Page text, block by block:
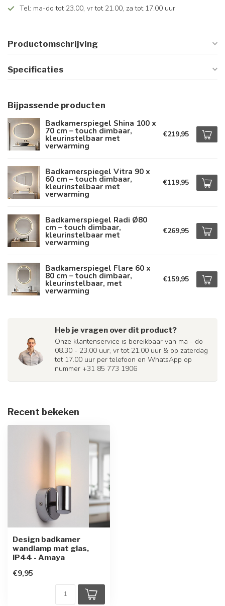
Tel: ma-do tot 23.00, vr tot 21.00, za tot 17.00 uur
Productomschrijving
Specificaties
Bijpassende producten
Badkamerspiegel Shina 100 x
70 cm – touch dimbaar,
kleurinstelbaar met
verwarming
€219,95
Badkamerspiegel Vitra 90 x
60 cm – touch dimbaar,
kleurinstelbaar met
verwarming
€119,95
Badkamerspiegel Radi Ø80
cm – touch dimbaar,
kleurinstelbaar met
verwarming
€269,95
Badkamerspiegel Flare 60 x
80 cm – touch dimbaar,
kleurinstelbaar, met
verwarming
€159,95
Heb je vragen over dit product?
Onze klantenservice is bereikbaar van ma - do
08.30 - 23.00 uur, vr tot 21.00 uur & op zaterdag
tot 17.00 uur per telefoon en WhatsApp op
nummer +31 85 773 1906
Recent bekeken
Design badkamer
wandlamp mat glas,
IP44 - Amaya
€9,95